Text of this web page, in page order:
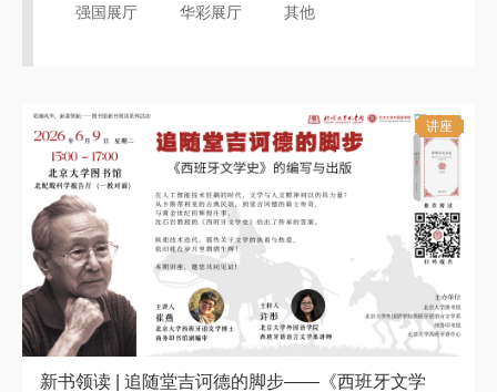
强国展厅 华彩展厅 其他
讲座
新书领读 | 追随堂吉诃德的脚步——《西班牙文学